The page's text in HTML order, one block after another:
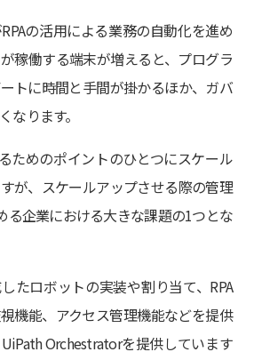
の活用による業務の自動化を進め
稼働する端末が増えると、プログラ
トに時間と手間が掛かるほか、ガバ
なります。
ためのポイントのひとつにスケール
が、スケールアップさせる際の管理
る企業における大きな課題の1つとな
たロボットの実装や割り当て、RPA
機能、アクセス管理機能などを提供
Orchestratorを提供しています